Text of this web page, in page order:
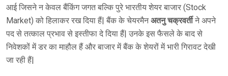
आई जिसने न केवल बैंकिंग जगत बल्कि पुरे भारतीय शेयर बाजार (Stock
Market) को हिलाकर रख दिया हैं| बैंक के चेयरमैनअतनु चक्रवर्तीने अपने
पद से तत्काल प्रभाव से इस्तीफा दे दिया हैं| उनके इस फैसले के बाद से
निवेशकों में डर का माहौल हैं और बाजार में बैंक के शेयरों में भारी गिरावट देखी
जा रही हैं|